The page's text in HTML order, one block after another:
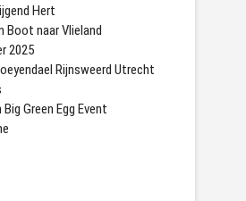
Hert
Boot naar Vlieland
2025
Rijnsweerd Utrecht
Green Egg Event